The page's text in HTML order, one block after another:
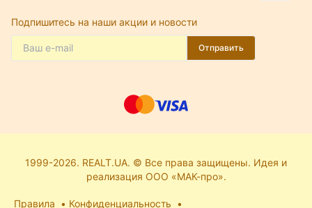
Подпишитесь на наши акции и новости
Отправить
1999-2026. REALT.UA. © Все права защищены. Идея и
реализация ООО «МАК-про».
Правила Конфиденциальность